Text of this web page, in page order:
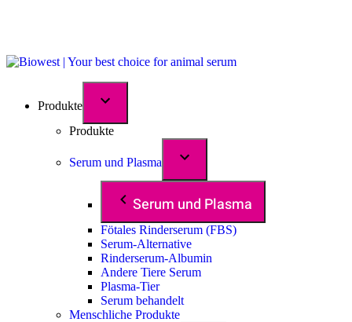
Produkte
Produkte
Serum und Plasma
Serum und Plasma
Fötales Rinderserum (FBS)
Serum-Alternative
Rinderserum-Albumin
Andere Tiere Serum
Plasma-Tier
Serum behandelt
Menschliche Produkte